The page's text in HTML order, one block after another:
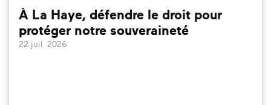
À La Haye, défendre le droit pour
protéger notre souveraineté
22 juil. 2026